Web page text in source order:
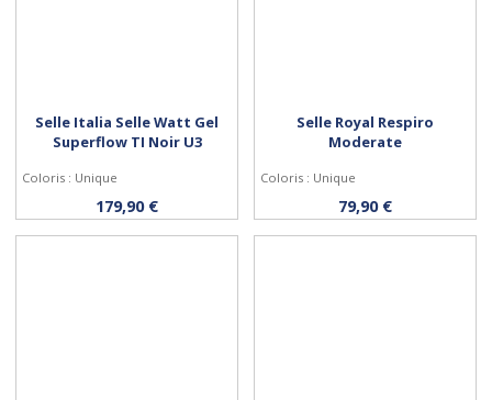
Acheter
Selle Italia Selle Watt Gel
Superflow TI Noir U3
Coloris : Unique
179,90 € Acheter
Selle Royal Respiro
Moderate
Coloris : Unique
79,90 €